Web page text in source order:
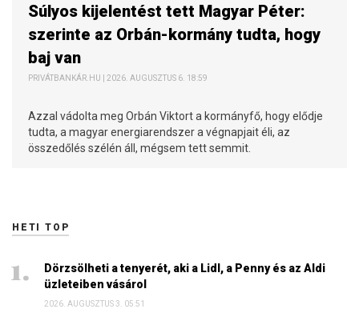
Súlyos kijelentést tett Magyar Péter:
szerinte az Orbán-kormány tudta, hogy
baj van
PRIVÁTBANKÁR.HU | 2026. AUGUSZTUS 6. 18:59
Azzal vádolta meg Orbán Viktort a kormányfő, hogy elődje
tudta, a magyar energiarendszer a végnapjait éli, az
összedőlés szélén áll, mégsem tett semmit.
HETI TOP
Dörzsölheti a tenyerét, aki a Lidl, a Penny és az Aldi
üzleteiben vásárol
2026. AUGUSZTUS 3. 05:51